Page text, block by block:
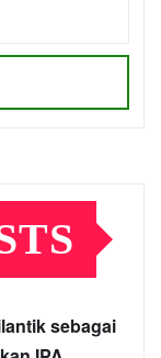
sebagai